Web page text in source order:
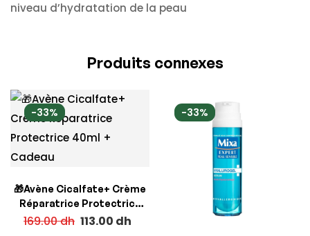
niveau d’hydratation de la peau
Produits connexes
-33%
🎁Avène Cicalfate+ Crème
Réparatrice Protectrice
40ml + Cadeau
169.00dh 113.00 dh
-33%